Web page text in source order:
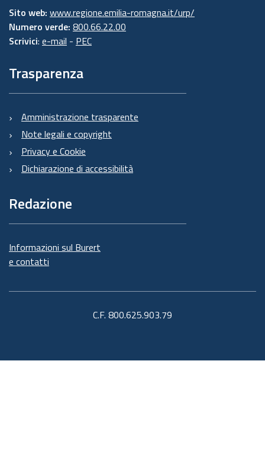
Sito web: www.regione.emilia-romagna.it/urp/
Numero verde: 800.66.22.00
Scrivici: e-mail - PEC
Trasparenza
Amministrazione trasparente
Note legali e copyright
Privacy e Cookie
Dichiarazione di accessibilità
Redazione
Informazioni sul Burert
e contatti
C.F. 800.625.903.79